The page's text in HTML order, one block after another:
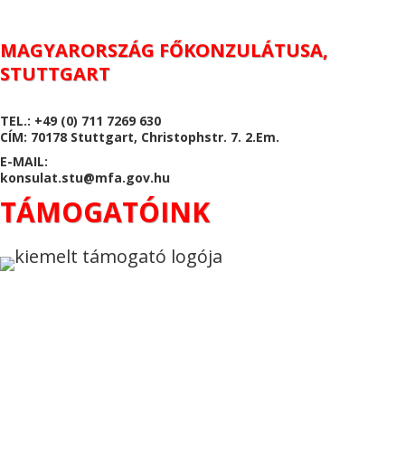
MAGYARORSZÁG FŐKONZULÁTUSA,
STUTTGART
TEL.: +49 (0) 711 7269 630
CÍM: 70178 Stuttgart, Christophstr. 7. 2.Em.
E-MAIL:
konsulat.stu@mfa.gov.hu
TÁMOGATÓINK